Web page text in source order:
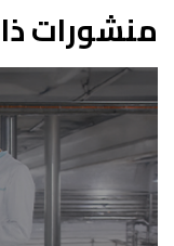
منشورات